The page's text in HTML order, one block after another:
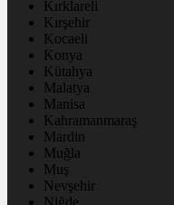
Kırklareli
Kırşehir
Kocaeli
Konya
Kütahya
Malatya
Manisa
Kahramanmaraş
Mardin
Muğla
Muş
Nevşehir
Niğde